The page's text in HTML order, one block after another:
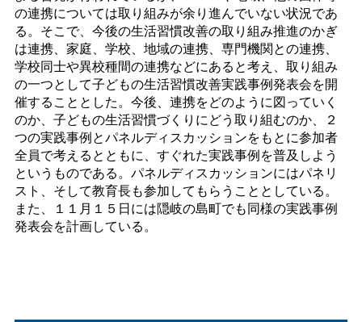
の連携については取り組みが余り進んでいない状況であ
る。そこで、今後の生活習慣改善の取り組み推進のかぎ
は連携、家庭、学校、地域の連携、専門機関との連携、
学校同士や異校種間の連携などにあると考え、取り組み
の一つとして子どもの生活習慣改善実践事例発表会を開
催することとした。今後、連携をどのように図っていく
のか、子どもの生活習慣づくりにどう取り組むのか、２
つの実践事例とパネルディスカッションをもとに参加者
全員で考えるとともに、すぐれた実践事例を普及しよう
というものである。パネルディスカッションにはパネリ
スト、そして教育長も参加してもらうこととしている。
また、１１月１５日には隠岐の島町でも同様の実践事例
発表会を計画している。